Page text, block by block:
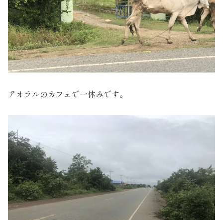
アオラルのカフェで一休みです。